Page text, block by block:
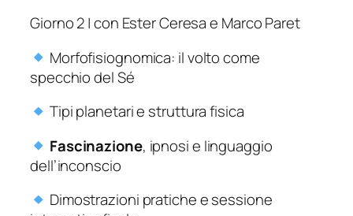
Giorno 2 | con Ester Ceresa e Marco Paret
Morfofisiognomica: il volto come
specchio del Sé
Tipi planetari e struttura fisica
Fascinazione, ipnosi e linguaggio
dell’inconscio
Dimostrazioni pratiche e sessione